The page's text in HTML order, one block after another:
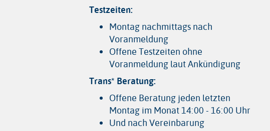
Testzeiten:
Montag nachmittags nach
Voranmeldung
Offene Testzeiten ohne
Voranmeldung laut Ankündigung
Trans* Beratung:
Offene Beratung jeden letzten
Montag im Monat 14:00 - 16:00 Uhr
Und nach Vereinbarung